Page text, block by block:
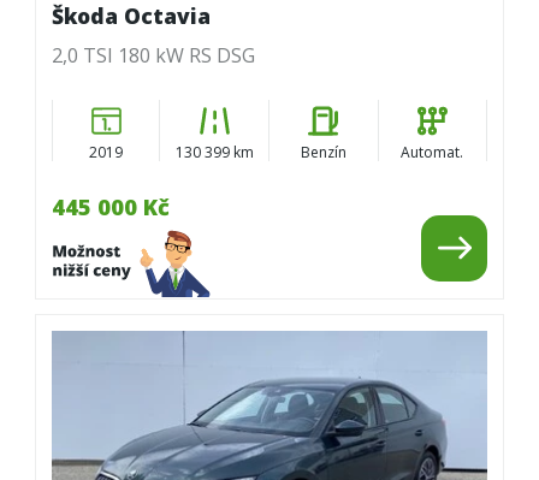
445 000 Kč
Škoda Octavia
2,0 TSI 180 kW RS DSG
2019 130 399 km Benzín Automat.